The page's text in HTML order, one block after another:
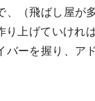
、（飛ばし屋が
り上げていけれ
バーを握り、アド